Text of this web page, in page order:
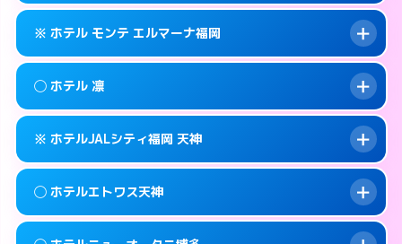
info このホテルの詳細ページを見る →
info このホテルの詳細ページを見る →
案内方法: 状況により派遣できません。
smartphone 092-406-1331
map 福岡市中央区西中洲12-18
info このホテルの詳細ページを見る →
案内方法:
smartphone 092-771-7717
map 福岡市中央区春吉3-14-27
info このホテルの詳細ページを見る →
※ ホテル モンテ エルマーナ福岡
案内方法:カードキーにつきホテルの入り口で
待ち合わせ。
◯ ホテル 凛
案内方法:
女性が直接お部屋まで伺います。
smartphone 092-718-8300
※ ホテルJALシティ福岡 天神
案内方法:
カードキーにつきホテルの入り口で
◯ ホテルエトワス天神